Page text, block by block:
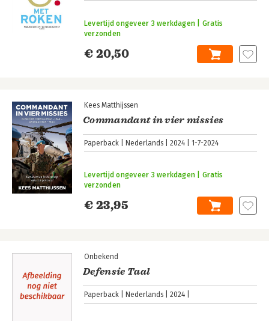
€ 20,50
Levertijd ongeveer 3 werkdagen | Gratis
verzonden
Kees Matthijssen
Commandant in vier missies
Paperback Nederlands 2024 1-7-2024
€ 23,95
Levertijd ongeveer 3 werkdagen | Gratis
verzonden
Onbekend
Defensie Taal
Paperback Nederlands 2024